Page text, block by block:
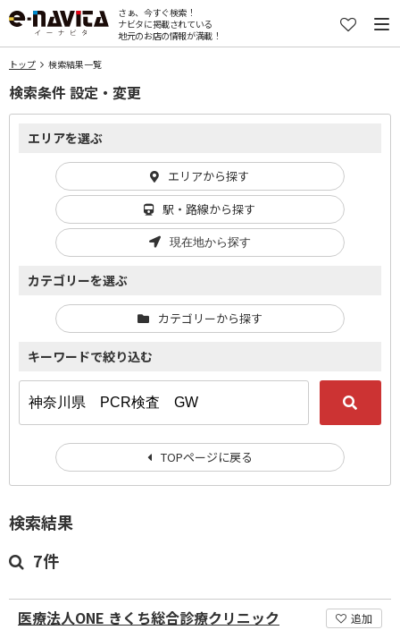
さぁ、今すぐ検索！
ナビタに掲載されている
地元のお店の情報が満載！
トップ 検索結果一覧
検索結果
7件
医療法人ONE きくち総合診療クリニック 追加
検索条件 設定・変更
エリアを選ぶ
エリアから探す
駅・路線から探す
現在地から探す
カテゴリーを選ぶ
カテゴリーから探す
キーワードで絞り込む
TOPページに戻る